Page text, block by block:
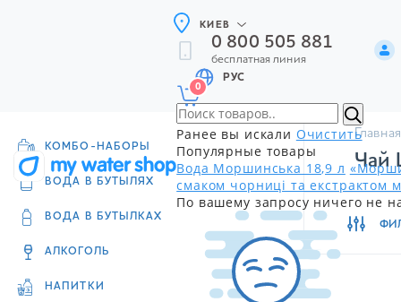
КИЕВ
0 800 505 881
бесплатная линия
РУС
0
Ранее вы искали Очистить
Популярные товары
Вода Моршинська 18,9 л
смаком чорниці та екстрактом
По вашему запросу ничего не
КОМБО-НАБОРЫ
ВОДА В БУТЫЛЯХ
ВОДА В БУТЫЛКАХ
АЛКОГОЛЬ
НАПИТКИ
Главная
Чай